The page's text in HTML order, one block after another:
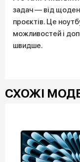
задач — від
проєктів. Це
можливостей і
швидше.
СХОЖІ